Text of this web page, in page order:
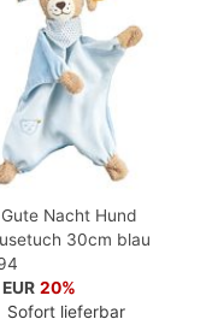
Nacht Hund
30cm blau
20%
Sofort lieferbar